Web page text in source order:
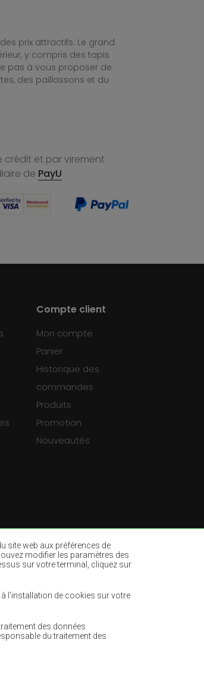
site web aux préférences de
modifier les paramètres des
sur votre terminal, cliquez sur
l'installation de cookies sur votre
des données
du traitement des
prix attractifs. Le grand
y compris des tapis
pas à vous proposer de
des paillassons et du
crédit et par virement
de PayU
Compte client
Mon compte
Panier
Historique des
commandes
Produits
Promotion
Nouveautés
Tapis marron clair
Tapis terre cuite